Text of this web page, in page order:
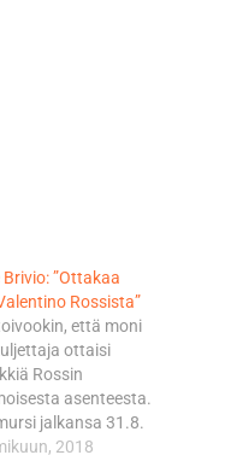
Brivio: ”Ottakaa
Rossista”
että moni
ottaisi
Rossin
asenteesta.
jalkansa 31.8.
2018